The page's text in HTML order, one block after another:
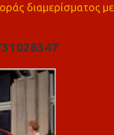
διαμερίσματος με